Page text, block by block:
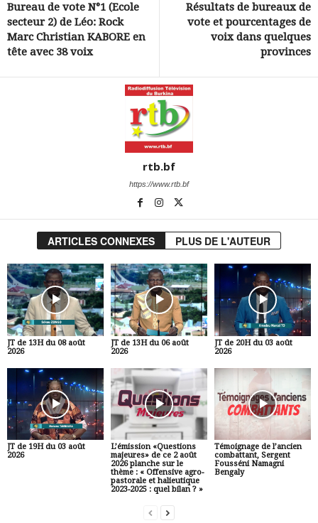
Bureau de vote N°1 (Ecole
secteur 2) de Léo: Rock
Marc Christian KABORE en
tête avec 38 voix
Résultats de bureaux de
vote et pourcentages de
voix dans quelques
provinces
rtb.bf
https://www.rtb.bf
ARTICLES CONNEXES PLUS DE L'AUTEUR
JT de 13H du 08 août
2026
JT de 13H du 06 août
2026
JT de 20H du 03 août
2026
JT de 19H du 03 août
2026
L’émission «Questions
majeures» de ce 2 août
2026 planche sur le
thème : « Offensive agro-
pastorale et halieutique
2023-2025 : quel bilan ? »
Témoignage de l’ancien
combattant, Sergent
Fousséni Namagni
Bengaly